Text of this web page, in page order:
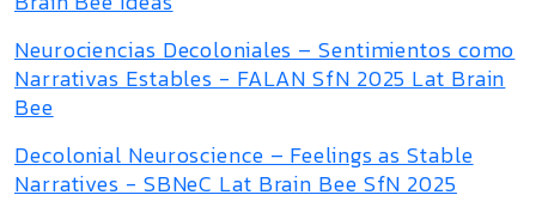
Neurociencias Decoloniales – Sentimientos como
Narrativas Estables - FALAN SfN 2025 Lat Brain
Bee
Decolonial Neuroscience – Feelings as Stable
Narratives - SBNeC Lat Brain Bee SfN 2025